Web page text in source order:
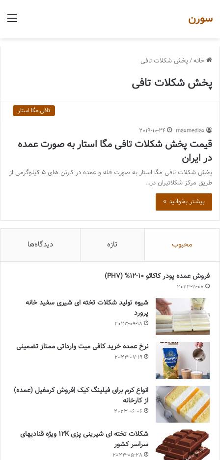
سورن
خانه/پخش شکلات تافی
پخش شکلات تافی
تافی مگا استار
maxmediax
2019-10-24
قیمت پخش شکلات تافی مگا استار به صورت عمده
در ایران
پخش شکلات تافی مگا استار به صورت فله و عمده در کارتن های 5 کیلوگرمی از
طریق مرکز شکلاتیران در…
بیشتر بخوانید »
محبوب تازه دیدگاه‌ها
فروش عمده پودر کاکائو 10-12% (PH7)
2023-11-07
شیوه تولید شکلات تخته ای شیری سفید خانه
پرورد
2023-09-18
نرخ عمده خرید کافی میت وارداتی ممتاز تضمینی
2023-07-19
انواع کرم برای فیلینگ کیک |فروش کرمفیل (عمده)
از کارخانه
2023-06-06
شکلات تخته ای شیرینی پزی 12K ویژه قنادیهای
سراسر کشور
2023-05-28